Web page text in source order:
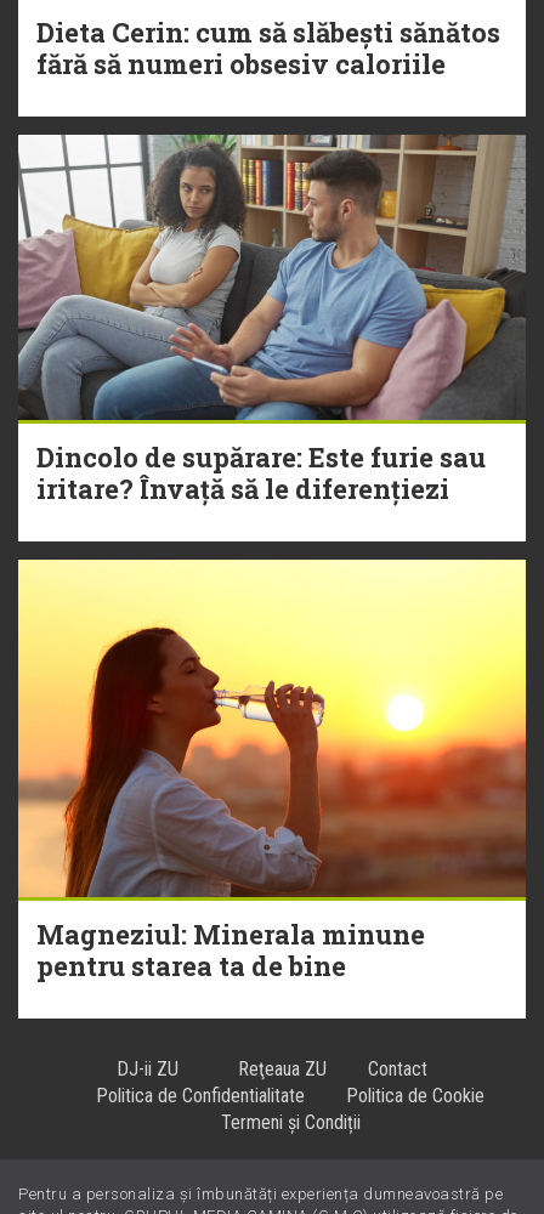
Dieta Cerin: cum să slăbești sănătos
fără să numeri obsesiv caloriile
Dincolo de supărare: Este furie sau
iritare? Învață să le diferențiezi
Magneziul: Minerala minune
pentru starea ta de bine
DJ-ii ZU Reţeaua ZU
Contact
Politica de Confidentialitate
Politica de Cookie
Termeni și Condiții
Pentru a personaliza și îmbunătăți experiența dumneavoastră pe